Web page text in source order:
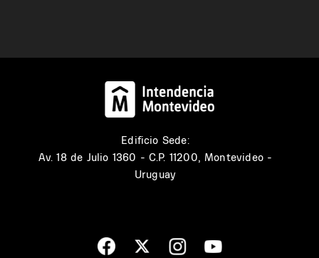
Edificio Sede:
Av. 18 de Julio 1360 - C.P. 11200, Montevideo -
Uruguay